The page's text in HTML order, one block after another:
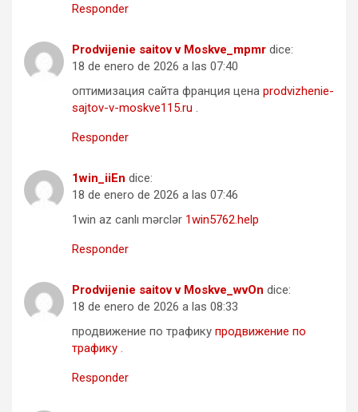
Responder
Prodvijenie saitov v Moskve_mpmr dice:
18 de enero de 2026 a las 07:40
оптимизация сайта франция цена prodvizhenie-
sajtov-v-moskve115.ru .
Responder
1win_iiEn dice:
18 de enero de 2026 a las 07:46
1win az canlı mərclər 1win5762.help
Responder
Prodvijenie saitov v Moskve_wvOn dice:
18 de enero de 2026 a las 08:33
продвижение по трафику продвижение по
трафику .
Responder